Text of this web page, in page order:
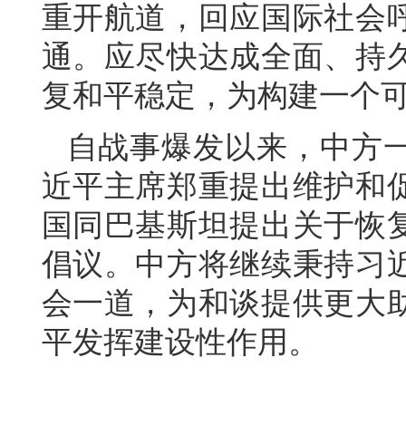
重开航道，回应国际社会
通。应尽快达成全面、持
复和平稳定，为构建一个
自战事爆发以来，中方
近平主席郑重提出维护和
国同巴基斯坦提出关于恢
倡议。中方将继续秉持习
会一道，为和谈提供更大
平发挥建设性作用。